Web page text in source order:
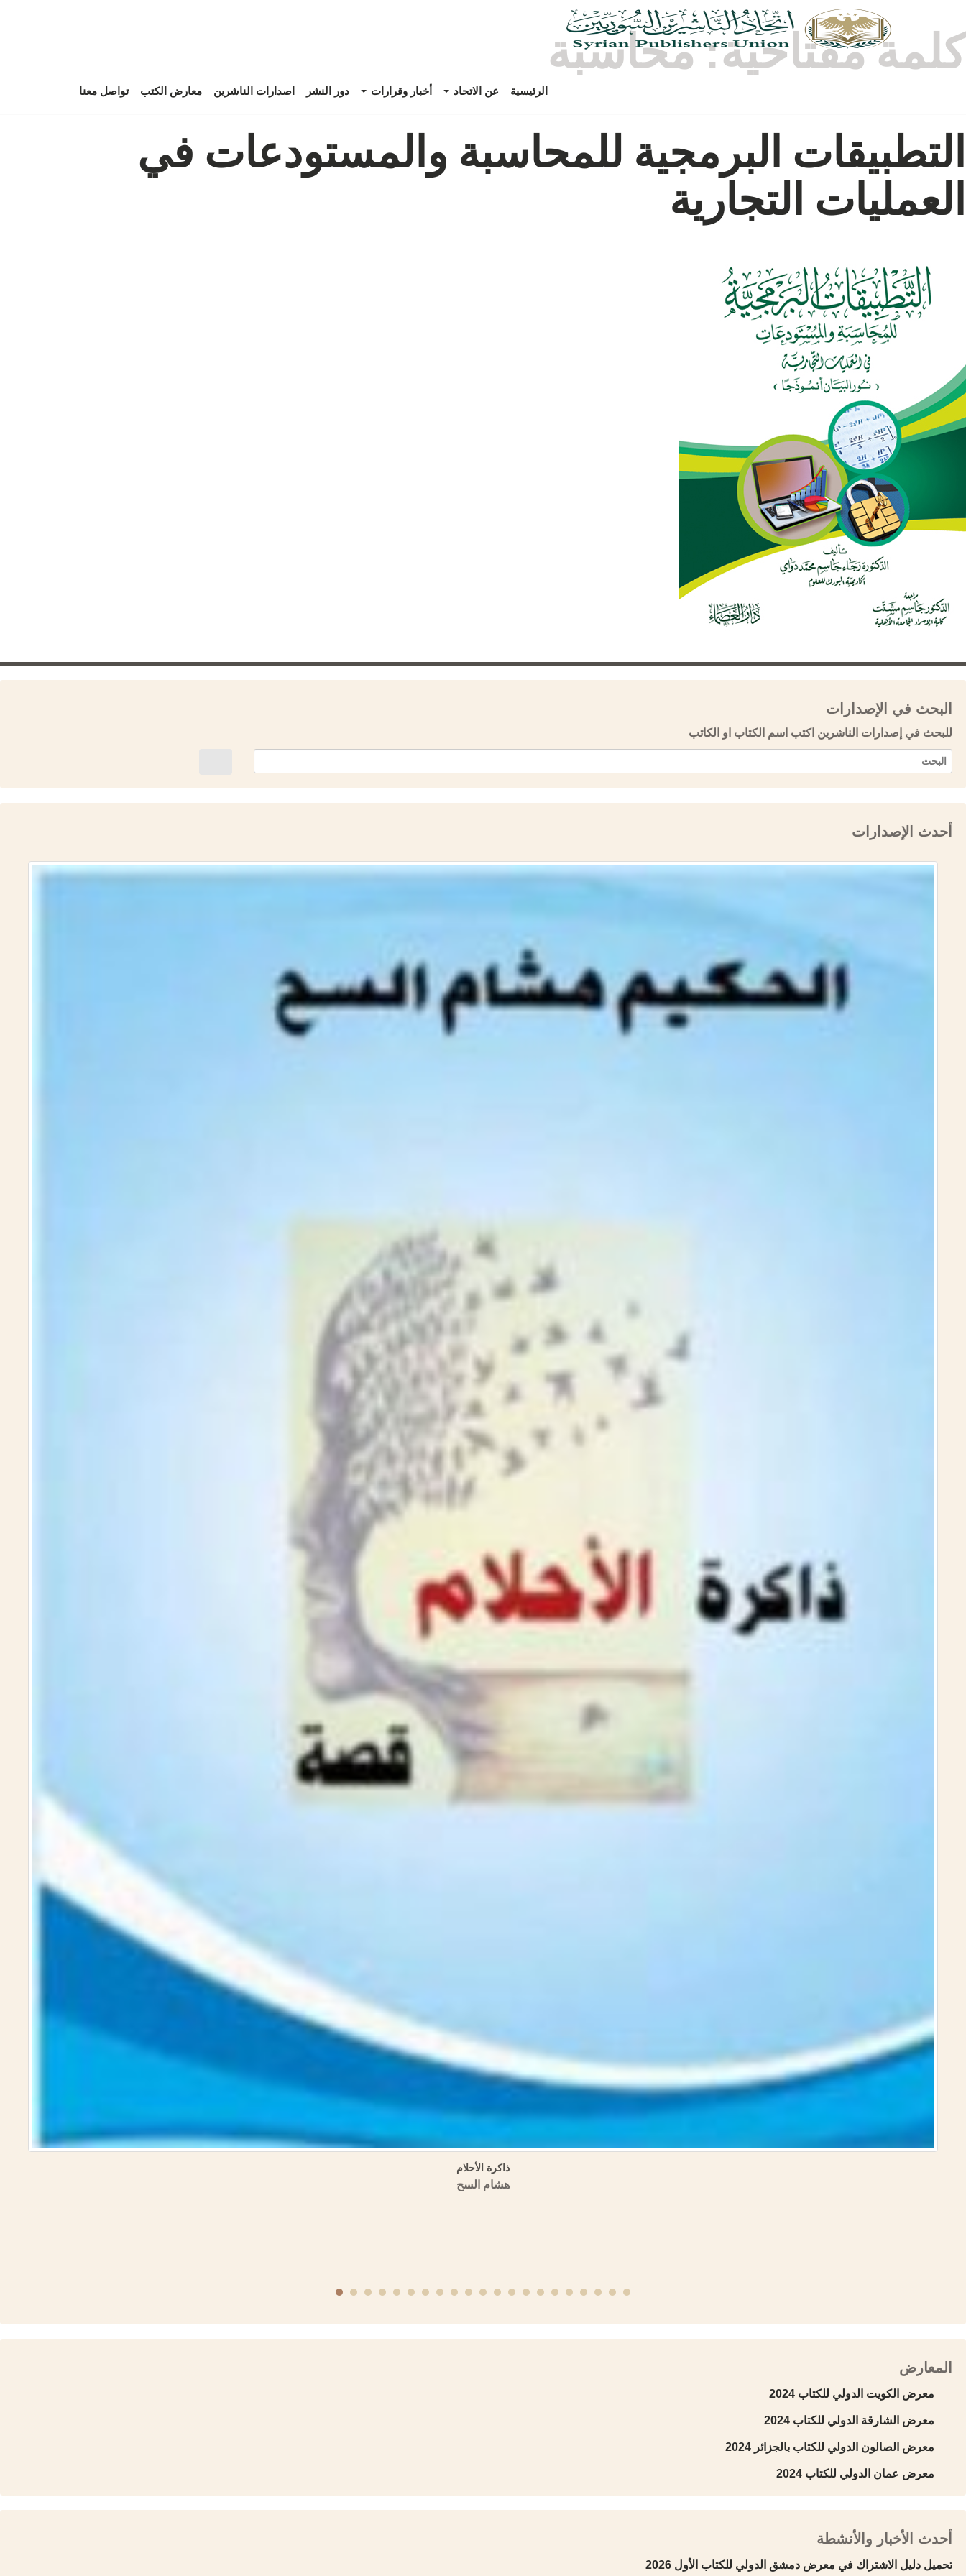
الرئيسية عن الاتحاد أخبار وقرارات دور النشر اصدارات الناشرين معارض الكتب تواصل معنا
كلمة مفتاحية:محاسبة
التطبيقات البرمجية للمحاسبة والمستودعات في
العمليات التجارية
البحث في الإصدارات
للبحث في إصدارات الناشرين اكتب اسم الكتاب او الكاتب
أحدث الإصدارات
الدولة الأموية في المشرق والأندلس في الموسوعة العمرية (مسالك الأبصار في ممالك الأمصار)
منشورات الجمعية التاريخية السورية
المعارض
معرض الكويت الدولي للكتاب 2024
معرض الشارقة الدولي للكتاب 2024
معرض الصالون الدولي للكتاب بالجزائر 2024
معرض عمان الدولي للكتاب 2024
أحدث الأخبار والأنشطة
تحميل دليل الاشتراك في معرض دمشق الدولي للكتاب الأول 2026